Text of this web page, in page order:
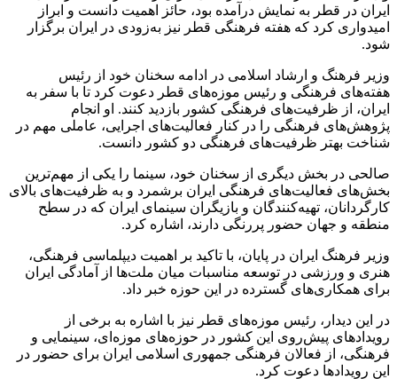
ایران در قطر به نمایش درآمده بود، حائز اهمیت دانست و ابراز
امیدواری کرد که هفته فرهنگی قطر نیز به‌زودی در ایران برگزار
شود.
وزیر فرهنگ و ارشاد اسلامی در ادامه سخنان خود از رئیس
هفته‌های فرهنگی و رئیس موزه‌های قطر دعوت کرد تا با سفر به
ایران، از ظرفیت‌های فرهنگی کشور بازدید کنند. او انجام
پژوهش‌های فرهنگی را در کنار فعالیت‌های اجرایی، عاملی مهم در
شناخت بهتر ظرفیت‌های فرهنگی دو کشور دانست.
صالحی در بخش دیگری از سخنان خود، سینما را یکی از مهم‌ترین
بخش‌های فعالیت‌های فرهنگی ایران برشمرد و به ظرفیت‌های بالای
کارگردانان، تهیه‌کنندگان و بازیگران سینمای ایران که در سطح
منطقه و جهان حضور پررنگی دارند، اشاره کرد.
وزیر فرهنگ ایران در پایان، با تاکید بر اهمیت دیپلماسی فرهنگی،
هنری و ورزشی در توسعه مناسبات میان ملت‌ها از آمادگی ایران
برای همکاری‌های گسترده در این حوزه خبر داد.
در این دیدار، رئیس موزه‌های قطر نیز با اشاره به برخی از
رویدادهای پیش‌روی این کشور در حوزه‌های موزه‌ای، سینمایی و
فرهنگی، از فعالان فرهنگی جمهوری اسلامی ایران برای حضور در
این رویدادها دعوت کرد.